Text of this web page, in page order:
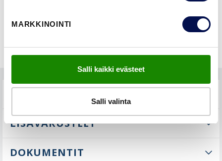
MARKKINOINTI
Salli kaikki evästeet
Salli valinta
LISÄVARUSTEET
DOKUMENTIT